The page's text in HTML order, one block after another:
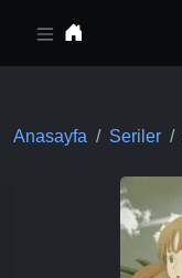
Anasayfa Seriler